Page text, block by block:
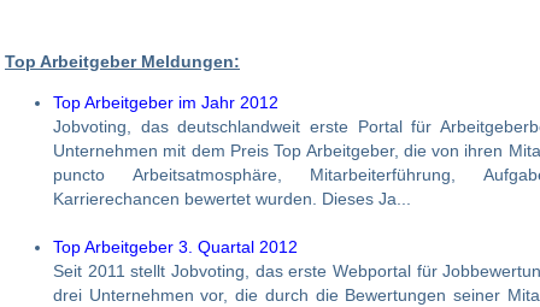
Top Arbeitgeber Meldungen:
Top Arbeitgeber im Jahr 2012
Jobvoting, das deutschlandweit erste Portal für
Unternehmen mit dem Preis Top Arbeitgeber, die von ihren
puncto Arbeitsatmosphäre, Mitarbeiterführung,
Karrierechancen bewertet wurden. Dieses Ja...
Top Arbeitgeber 3. Quartal 2012
Seit 2011 stellt Jobvoting, das erste Webportal für
drei Unternehmen vor, die durch die Bewertungen seiner